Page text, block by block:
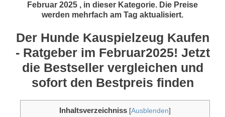
Februar 2025 , in dieser Kategorie. Die Preise
werden mehrfach am Tag aktualisiert.
Der Hunde Kauspielzeug Kaufen
- Ratgeber im Februar2025! Jetzt
die Bestseller vergleichen und
sofort den Bestpreis finden
Inhaltsverzeichniss [Ausblenden]